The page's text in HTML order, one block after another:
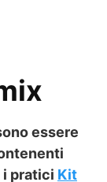
essere
i pratici Kit